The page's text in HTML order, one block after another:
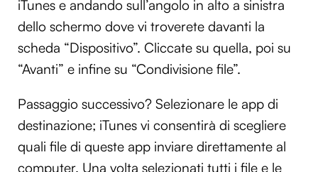
iTunes e andando sull’angolo in alto a sinistra
dello schermo dove vi troverete davanti la
scheda “Dispositivo”. Cliccate su quella, poi su
“Avanti” e infine su “Condivisione file”.
Passaggio successivo? Selezionare le app di
destinazione; iTunes vi consentirà di scegliere
quali file di queste app inviare direttamente al
computer. Una volta selezionati tutti i file e le